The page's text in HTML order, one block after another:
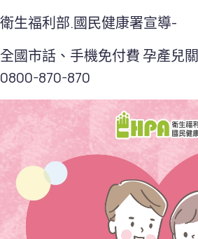
衛生福利部.國民健康署宣導-
全國市話、手機免付費 孕產兒
0800-870-870